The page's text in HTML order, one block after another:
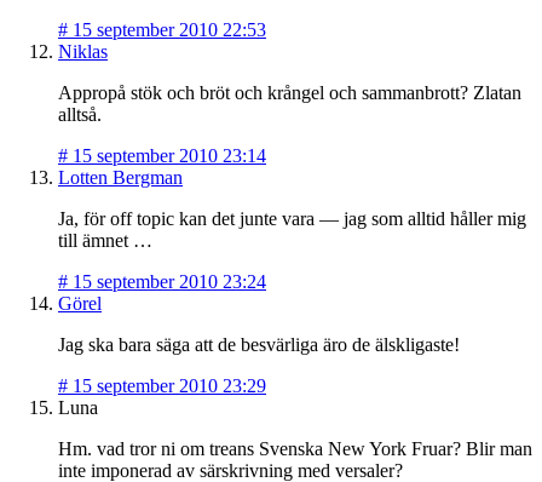
# 15 september 2010 22:53
Niklas
Appropå stök och bröt och krångel och sammanbrott? Zlatan
alltså.
# 15 september 2010 23:14
Lotten Bergman
Ja, för off topic kan det junte vara — jag som alltid håller mig
till ämnet …
# 15 september 2010 23:24
Görel
Jag ska bara säga att de besvärliga äro de älskligaste!
# 15 september 2010 23:29
Luna
Hm. vad tror ni om treans Svenska New York Fruar? Blir man
inte imponerad av särskrivning med versaler?